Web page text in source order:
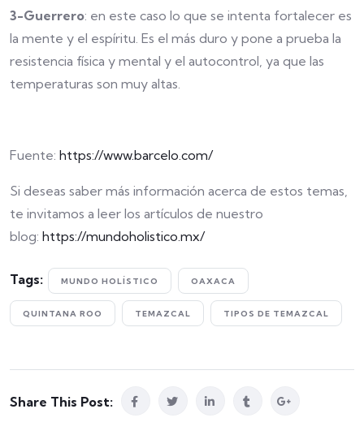
3-Guerrero: en este caso lo que se intenta fortalecer es
la mente y el espíritu. Es el más duro y pone a prueba la
resistencia física y mental y el autocontrol, ya que las
temperaturas son muy altas.
Fuente: https://www.barcelo.com/
Si deseas saber más información acerca de estos temas,
te invitamos a leer los artículos de nuestro
blog: https://mundoholistico.mx/
Tags: MUNDO HOLÍSTICO OAXACA
QUINTANA ROO TEMAZCAL TIPOS DE TEMAZCAL
Share This Post: